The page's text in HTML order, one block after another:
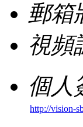
郵箱
視頻
個人
http://vision-